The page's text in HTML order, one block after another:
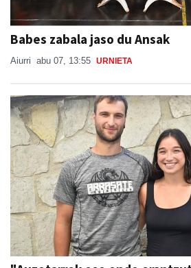
Babes zabala jaso du Ansak
"Auzotarrek oso ondo
daude laguntzeko prest"